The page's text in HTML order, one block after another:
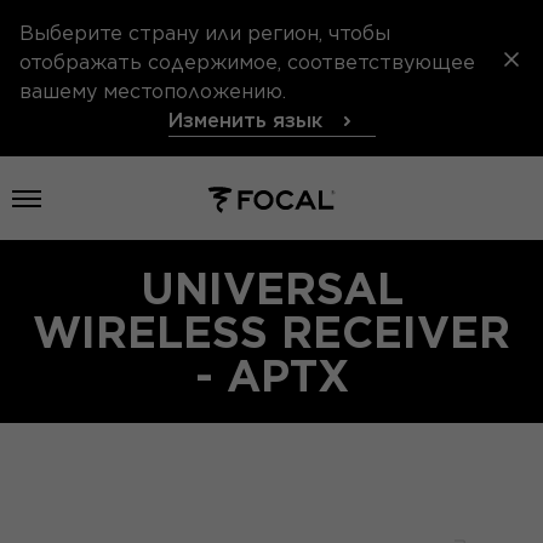
Выберите страну или регион, чтобы
отображать содержимое, соответствующее
вашему местоположению.
Изменить язык
Открыть меню
UNIVERSAL
WIRELESS RECEIVER
- APTX